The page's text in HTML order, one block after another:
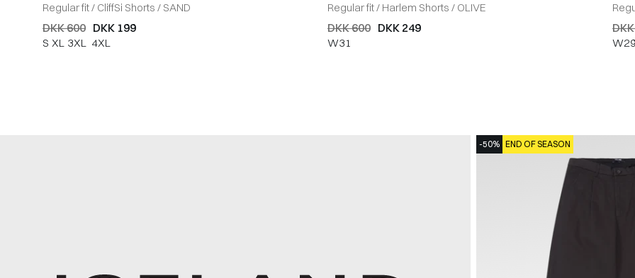
Regular fit/ CliffSi Shorts / SAND
DKK 600 DKK 199
S XL 3XL 4XL
Regular fit/ Harlem Shorts / OLIVE
DKK 600 DKK 249
W31 W29
-50% END OF SEASON